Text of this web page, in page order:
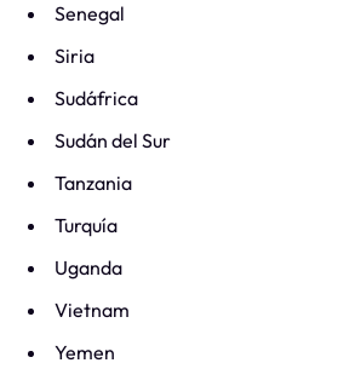
Senegal
Siria
Sudáfrica
Sudán del Sur
Tanzania
Turquía
Uganda
Vietnam
Yemen